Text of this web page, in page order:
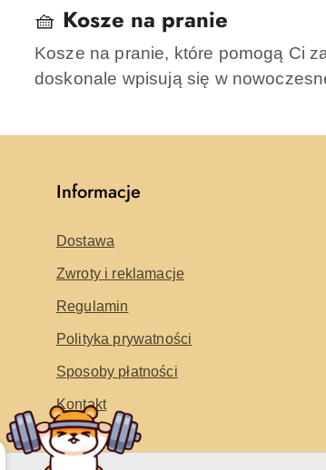
🧺 Kosze na pranie
Kosze na pranie, które pomogą Ci
doskonale wpisują się w
Informacje
Dostawa
Zwroty i reklamacje
Regulamin
Polityka prywatności
Sposoby płatności
Kontakt